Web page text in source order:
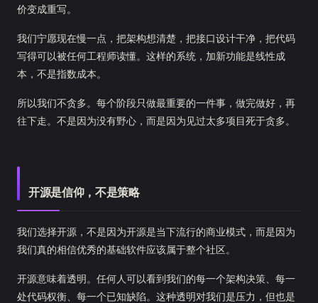
价变成重写。
我们宁愿现在慢一点，把架构想清楚，把接口设计干净，把代码
写得可以被任何工程师读懂。这样的系统，加新功能是线性成
本，不是指数成本。
所以我们不贪多。每个阶段只做最重要的一件事，做完做好，再
往下走。不是因为没有野心，而是因为见过太多项目死于贪多。
开源是信仰，不是策略
我们选择开源，不是因为开源是当下流行的商业模式，而是因为
我们真的相信优秀的基础软件应该属于整个社区。
开源意味着透明。任何人可以看到我们的每一个架构决策、每一
处代码权衡、每一个已知缺陷。这种透明对我们是压力，但也是